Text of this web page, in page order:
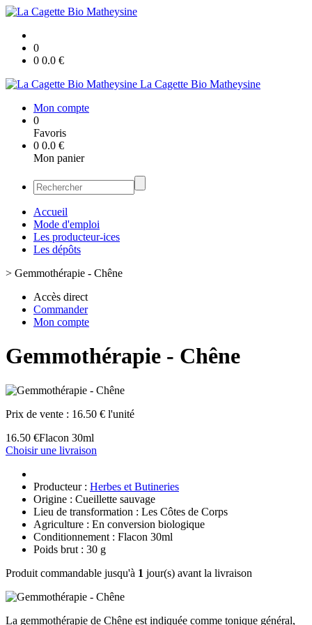
0
0 0.0 €
La Cagette Bio Matheysine
Mon compte
0
Favoris
0 0.0 €
Mon panier
Accueil
Mode d'emploi
Les producteur-ices
Les dépôts
> Gemmothérapie - Chêne
Accès direct
Commander
Mon compte
Gemmothérapie - Chêne
Prix de vente : 16.50 € l'unité
16.50 €Flacon 30ml
Choisir une livraison
Producteur : Herbes et Butineries
Origine : Cueillette sauvage
Lieu de transformation : Les Côtes de Corps
Agriculture : En conversion biologique
Conditionnement : Flacon 30ml
Poids brut : 30 g
Produit commandable jusqu'à 1 jour(s) avant la livraison
La gemmothérapie de Chêne est indiquée comme tonique général,